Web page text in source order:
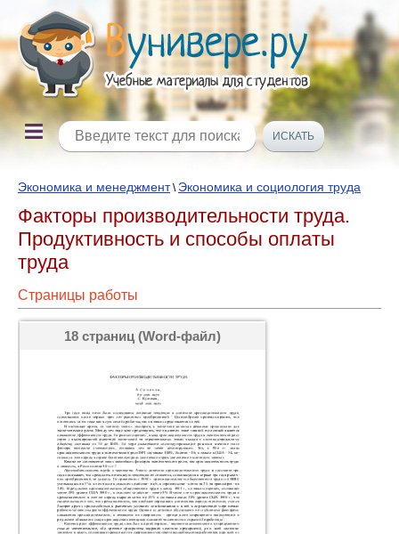
Экономика и менеджмент\ Экономика и социология труда
Факторы производительности труда.
Продуктивность и способы оплаты
труда
Страницы работы
18 страниц (Word-файл)